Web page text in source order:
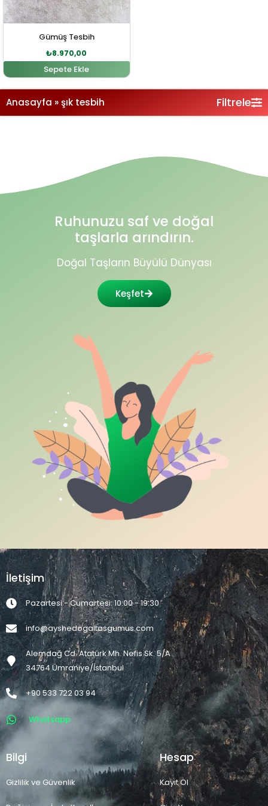
Gümüş Tesbih
₺8.970,00
Sepete Ekle
Anasayfa »şık tesbih Filtrele
Ruhunuzu saf ve doğal
taşlarla arındırın.
Doğal Taşların Büyülü Dünyası
Keşfet
İletişim
Pazartesi - Cumartesi: 10:00 - 19:30
info@ayshedogaltasgumus.com
Alemdağ Cd. Atatürk Mh. Nefis Sk. 5/A
34764 Ümraniye/İstanbul
+90 533 722 03 94
Whatsapp
Bilgi
Gizlilik ve Güvenlik
Hesap
Kayıt Ol